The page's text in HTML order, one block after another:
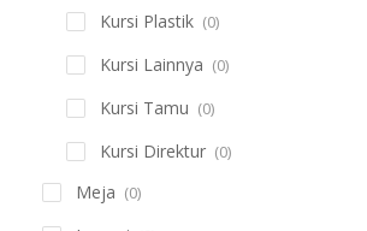
Kursi Plastik (0)
Kursi Lainnya (0)
Kursi Tamu (0)
Kursi Direktur (0)
Meja (0)